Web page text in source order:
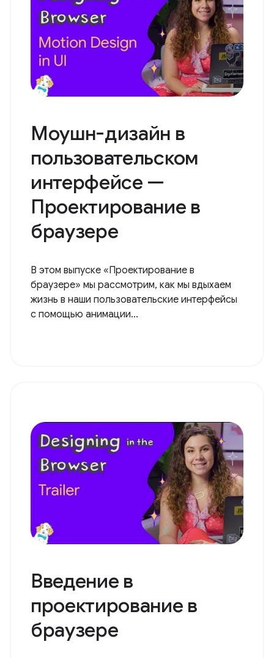
Моушн-дизайн в
пользовательском
интерфейсе —
Проектирование в
браузере
В этом выпуске «Проектирование в
браузере» мы рассмотрим, как мы вдыхаем
жизнь в наши пользовательские интерфейсы
с помощью анимации...
Введение в
проектирование в
браузере